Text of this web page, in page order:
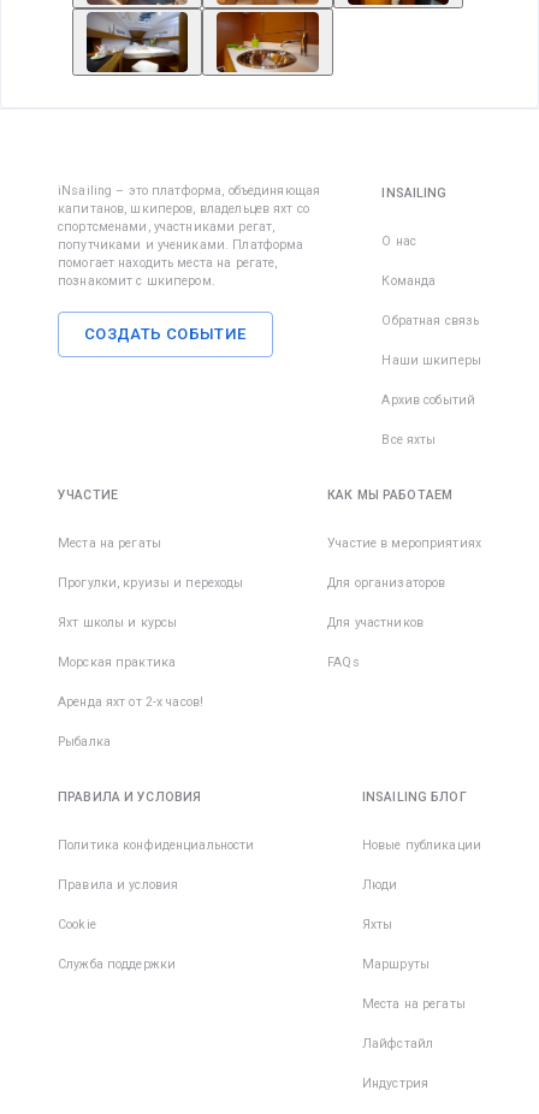
iNsailing – это платформа, объединяющая
капитанов, шкиперов, владельцев яхт со
спортсменами, участниками регат,
попутчиками и учениками. Платформа
помогает находить места на регате,
познакомит с шкипером.
СОЗДАТЬ СОБЫТИЕ
INSAILING
О нас
Команда
Обратная связь
Наши шкиперы
Архив событий
Все яхты
УЧАСТИЕ
Места на регаты
Прогулки, круизы и переходы
Яхт школы и курсы
Морская практика
Аренда яхт от 2-х часов!
Рыбалка
КАК МЫ РАБОТАЕМ
Участие в мероприятиях
Для организаторов
Для участников
FAQs
ПРАВИЛА И УСЛОВИЯ
Политика конфиденциальности
Правила и условия
Cookie
Служба поддержки
INSAILING БЛОГ
Новые публикации
Люди
Яхты
Маршруты
Места на регаты
Лайфстайл
Индустрия